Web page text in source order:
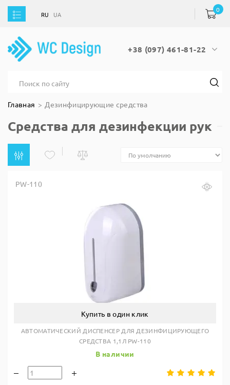
UA
+38 (097) 461-81-22
RU UA
0
Главная Дезинфицирующие средства
Средства для дезинфекции рук
PW-110
Купить в один клик
АВТОМАТИЧЕСКИЙ ДИСПЕНСЕР ДЛЯ ДЕЗИНФИЦИРУЮЩЕГО
СРЕДСТВА 1,1Л PW-110
В наличии